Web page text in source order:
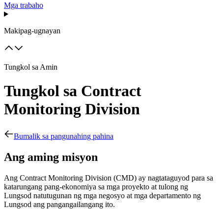
Mga trabaho
Makipag-ugnayan
Tungkol sa Amin
Tungkol sa Contract
Monitoring Division
Bumalik sa pangunahing pahina
Ang aming misyon
Ang Contract Monitoring Division (CMD) ay nagtataguyod para sa
katarungang pang-ekonomiya sa mga proyekto at tulong ng
Lungsod natutugunan ng mga negosyo at mga departamento ng
Lungsod ang pangangailangang ito.